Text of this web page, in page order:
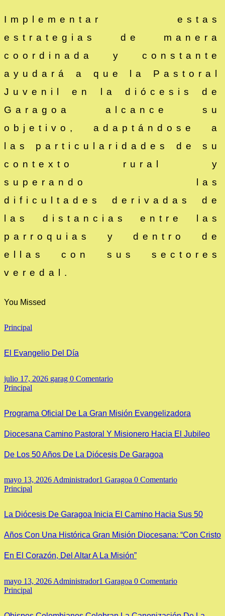
Implementar estas
estrategias de manera
coordinada y constante
ayudará a que la Pastoral
Juvenil en la diócesis de
Garagoa alcance su
objetivo, adaptándose a
las particularidades de su
contexto rural y
superando las
dificultades derivadas de
las distancias entre las
parroquias y dentro de
ellas con sus sectores
veredal.
You Missed
Principal
El Evangelio Del Día
julio 17, 2026 garag 0 Comentario
Principal
Programa Oficial De La Gran Misión Evangelizadora
Diocesana Camino Pastoral Y Misionero Hacia El Jubileo
De Los 50 Años De La Diócesis De Garagoa
mayo 13, 2026 Administrador1 Garagoa 0 Comentario
Principal
La Diócesis De Garagoa Inicia El Camino Hacia Sus 50
Años Con Una Histórica Gran Misión Diocesana: “Con Cristo
En El Corazón, Del Altar A La Misión”
mayo 13, 2026 Administrador1 Garagoa 0 Comentario
Principal